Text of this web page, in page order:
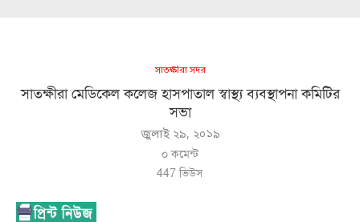
সাতক্ষীরা সদর
সাতক্ষীরা মেডিকেল কলেজ হাসপাতাল স্বাস্থ্য ব্যবস্থাপনা কমিটির
সভা
জুলাই ২৯, ২০১৯
০ কমেন্ট
447ভিউস